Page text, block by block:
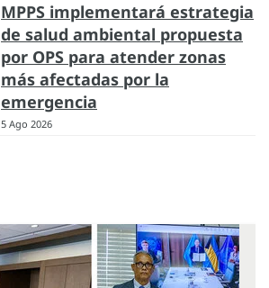
MPPS implementará estrategia
de salud ambiental propuesta
por OPS para atender zonas
más afectadas por la
emergencia
5 Ago 2026